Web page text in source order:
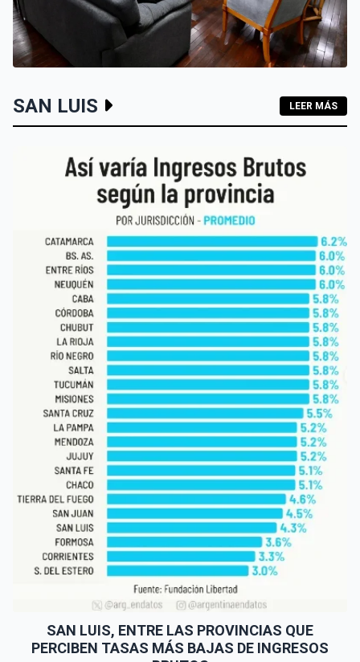
SAN LUIS QUIERE POSICIONARSE COMO SEDE DEL
TURISMO DE REUNIONES
SAN LUIS LEER MÁS
SAN LUIS, ENTRE LAS PROVINCIAS QUE
PERCIBEN TASAS MÁS BAJAS DE INGRESOS